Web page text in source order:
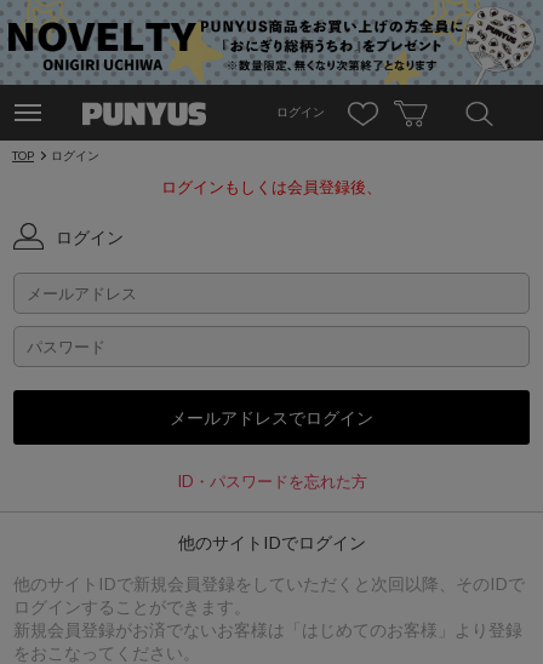
ログイン
TOP ログイン
ログインもしくは会員登録後、
ログイン
ID・パスワードを忘れた方
他のサイトIDでログイン
他のサイトIDで新規会員登録をしていただくと次回以降、そのIDで
ログインすることができます。
新規会員登録がお済でないお客様は「はじめてのお客様」より登録
をおこなってください。